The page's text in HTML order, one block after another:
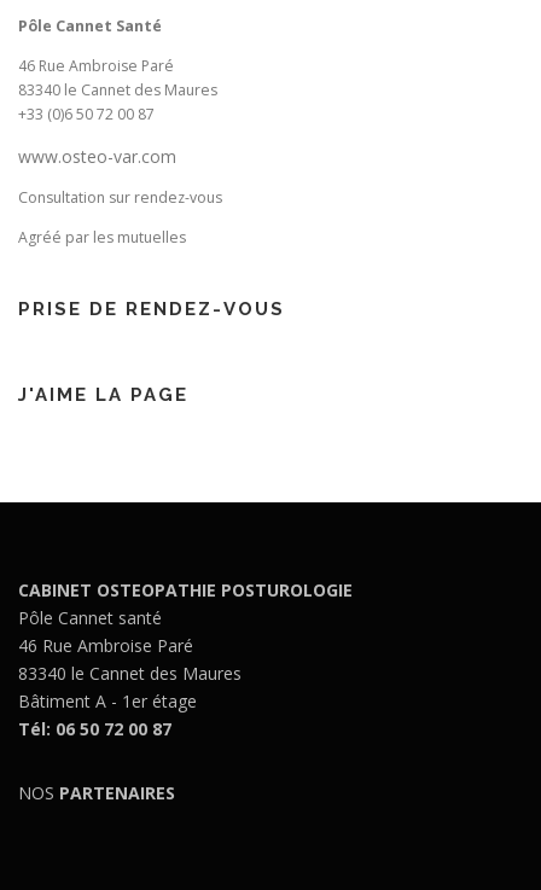
Pôle Cannet Santé
46 Rue Ambroise Paré
83340 le Cannet des Maures
+33 (0)6 50 72 00 87
www.osteo-var.com
Consultation sur rendez-vous
Agréé par les mutuelles
PRISE DE RENDEZ-VOUS
J'AIME LA PAGE
CABINET OSTEOPATHIE POSTUROLOGIE
Pôle Cannet santé
46 Rue Ambroise Paré
83340 le Cannet des Maures
Bâtiment A - 1er étage
Tél: 06 50 72 00 87
NOS PARTENAIRES